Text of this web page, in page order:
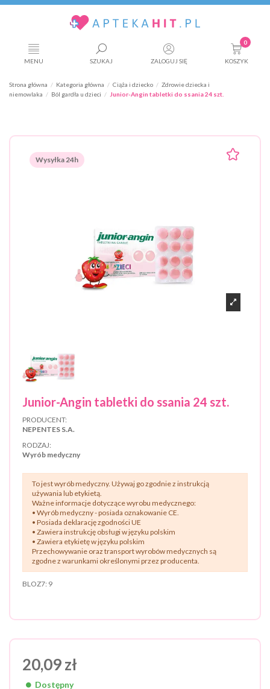
MENU SZUKAJ ZALOGUJ SIĘ
0
KOSZYK
Strona główna Kategoria główna Ciąża i dziecko
Zdrowie dziecka i
niemowlaka
Ból gardła u dzieci Junior-Angin tabletki do ssania 24 szt.
Wysyłka 24h
Junior-Angin tabletki do ssania 24 szt.
PRODUCENT:
NEPENTES S.A.
RODZAJ:
Wyrób medyczny
To jest wyrób medyczny. Używaj go zgodnie z instrukcją
używania lub etykietą.
Ważne informacje dotyczące wyrobu medycznego:
• Wyrób medyczny - posiada oznakowanie CE.
• Posiada deklarację zgodności UE
• Zawiera instrukcję obsługi w języku polskim
• Zawiera etykietę w języku polskim
Przechowywanie oraz transport wyrobów medycznych są
zgodne z warunkami określonymi przez producenta.
BLOZ7: 9
20,09 zł
Dostępny